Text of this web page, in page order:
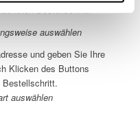
Bestellschritt.
auswählen
und geben Sie Ihre
Klicken des Buttons
Bestellschritt.
auswählen